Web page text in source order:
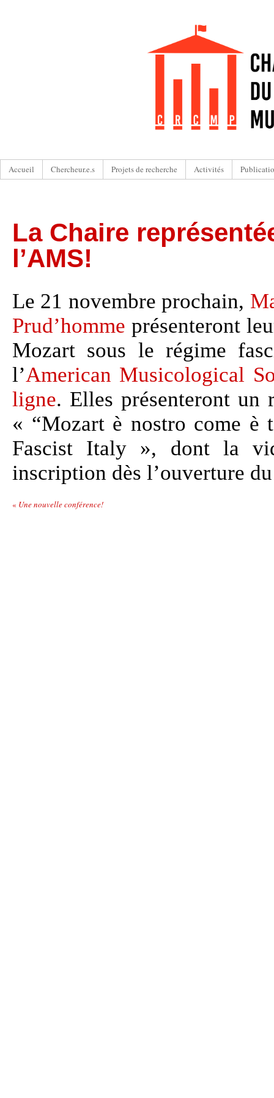
Accueil Chercheur.e.s Projets de recherche Activités
La Chaire
l’AMS!
Le 21 novembre prochain,
Prud’homme présenteront
Mozart sous le régime
l’American Musicological
ligne. Elles présenteront un
« “Mozart è nostro come è
Fascist Italy », dont la
inscription dès l’ouverture
« Une nouvelle conférence!